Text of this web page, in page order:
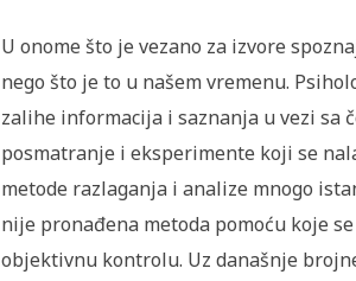
U onome što je vezano za izvore
nego što je to u našem vremenu.
zalihe informacija i saznanja u vezi sa
posmatranje i eksperimente koji se
metode razlaganja i analize mnogo
nije pronađena metoda pomoću koje
objektivnu kontrolu. Uz današnje